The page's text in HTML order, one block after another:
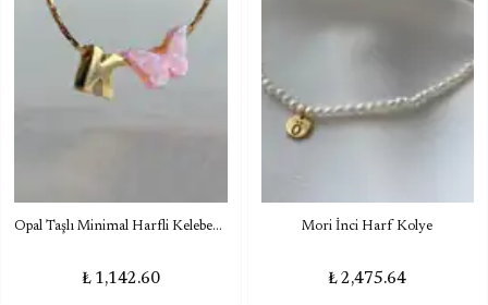
Opal Taşlı Minimal Harfli Kelebek Kolye
₺ 1,142.60
Mori İnci Harf Kolye
₺ 2,475.64